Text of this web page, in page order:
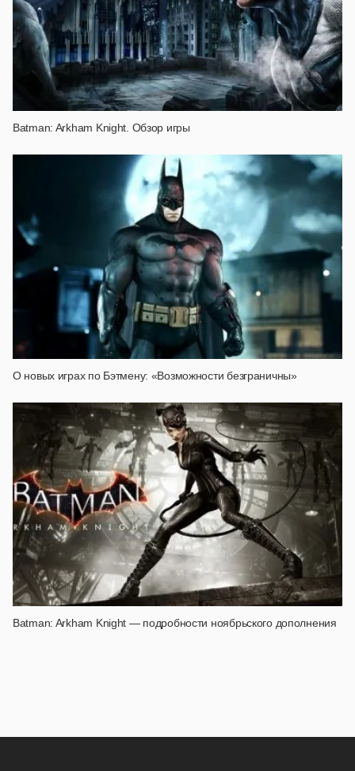
Batman: Arkham Knight. Обзор игры
О новых играх по Бэтмену: «Возможности безграничны»
Batman: Arkham Knight — подробности ноябрьского дополнения